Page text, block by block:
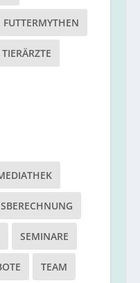
FUTTERMYTHEN
SEMINARE
TEAM